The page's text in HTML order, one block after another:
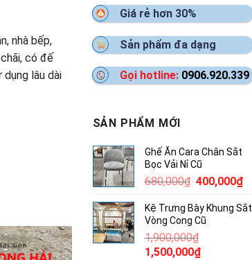
nhà bếp,
có đế
lâu dài
Giá rẻ hơn 30%
Sản phẩm đa dạng
Gọi hotline: 0906.920.339
SẢN PHẨM MỚI
Ghế Ăn Cara Chân Sắt
Bọc Vải Nỉ Cũ
680,000₫ Giá
là:
680,000₫.
400,000₫Giá
tại
Kệ Trưng Bày Khung Sắt
Vòng Cong Cũ
1,900,000₫
Giá
1,500,000₫Giá